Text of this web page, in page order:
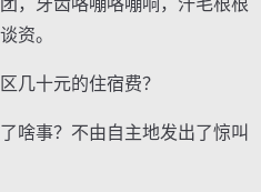
，牙齿咯嘣咯嘣响，汗毛根根
资。
十元的住宿费？
啥事？不由自主地发出了惊叫